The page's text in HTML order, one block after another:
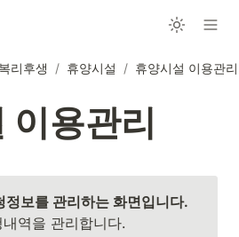
복리후생 / 휴양시설 / 휴양시설 이용관리
이용관리
역을 관리합니다.